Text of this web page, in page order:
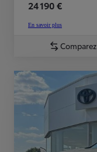
24 190 €
En savoir plus
Comparez